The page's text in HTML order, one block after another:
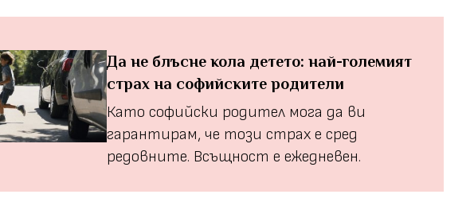
Да не блъсне кола детето: най-големият
страх на софийските родители
Като софийски родител мога да ви
гарантирам, че тoзи страх е сред
редовните. Всъщност е ежедневен.